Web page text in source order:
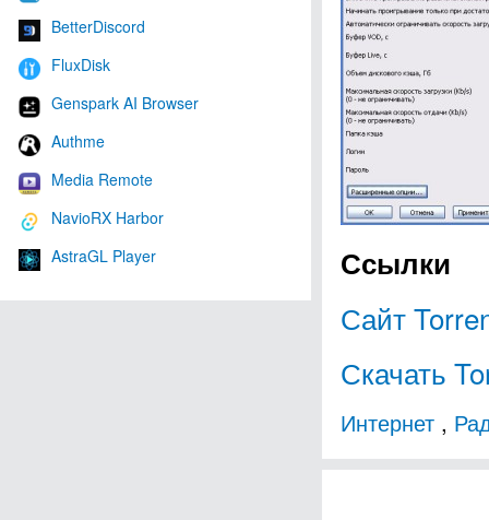
BetterDiscord
FluxDisk
Genspark AI Browser
Authme
Media Remote
NavioRX Harbor
AstraGL Player
Ссылки
Сайт
Скачать
Интернет ,